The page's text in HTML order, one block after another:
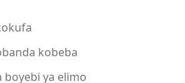
kobeba
boyebi ya elimo